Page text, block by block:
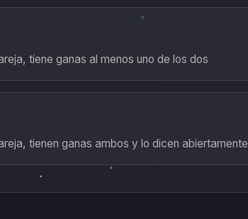
tiene ganas al menos uno de los dos
tienen ganas ambos y lo dicen abiertamente